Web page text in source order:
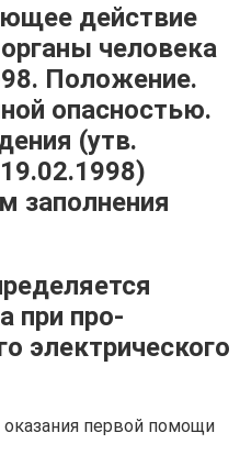
действие
человека
Положение.
опасностью.
(утв.
заполнения
при про­
электрического
первой помощи